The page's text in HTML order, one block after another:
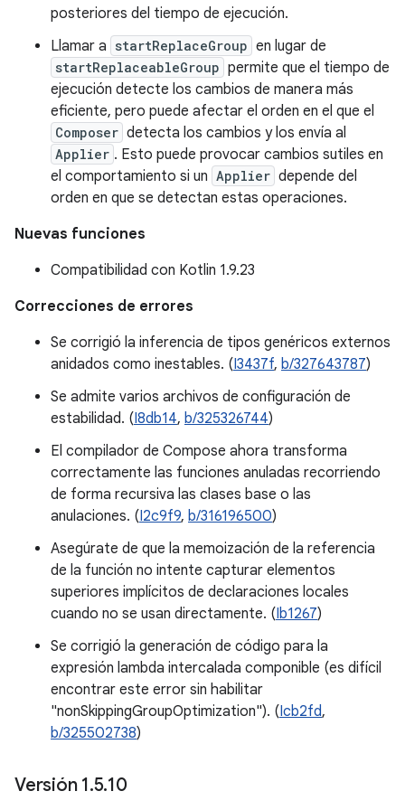
posteriores del tiempo de ejecución.
Llamar a startReplaceGroup en lugar de
startReplaceableGroup permite que el tiempo de
ejecución detecte los cambios de manera más
eficiente, pero puede afectar el orden en el que el
Composer detecta los cambios y los envía al
Applier . Esto puede provocar cambios sutiles en
el comportamiento si un Applier depende del
orden en que se detectan estas operaciones.
Nuevas funciones
Compatibilidad con Kotlin 1.9.23
Correcciones de errores
Se corrigió la inferencia de tipos genéricos externos
anidados como inestables. (I3437f, b/327643787)
Se admite varios archivos de configuración de
estabilidad. (I8db14, b/325326744)
El compilador de Compose ahora transforma
correctamente las funciones anuladas recorriendo
de forma recursiva las clases base o las
anulaciones. (I2c9f9, b/316196500)
Asegúrate de que la memoización de la referencia
de la función no intente capturar elementos
superiores implícitos de declaraciones locales
cuando no se usan directamente. (Ib1267)
Se corrigió la generación de código para la
expresión lambda intercalada componible (es difícil
encontrar este error sin habilitar
"nonSkippingGroupOptimization"). (Icb2fd,
b/325502738)
Versión 1.5.10